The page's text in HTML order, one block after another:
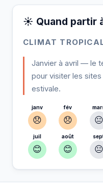
☀️ Quand partir
CLIMAT
Janvier à avril — le
pour visiter les
estivale.
janv
😞
fév
😞 😐
juil
😊
août
😊 😐